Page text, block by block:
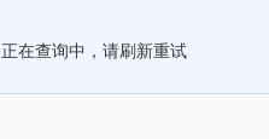
正在查询中，请刷新重试